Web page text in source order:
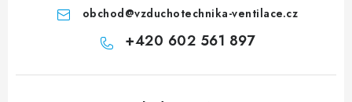
obchod@vzduchotechnika-ventilace.cz
+420 602 561 897